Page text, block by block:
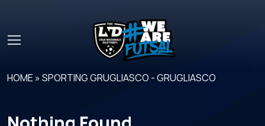
HOME »SPORTING GRUGLIASCO - GRUGLIASCO